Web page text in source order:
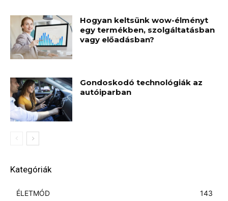
Hogyan keltsünk wow-élményt
egy termékben, szolgáltatásban
vagy előadásban?
Gondoskodó technológiák az
autóiparban
Kategóriák
ÉLETMÓD
143